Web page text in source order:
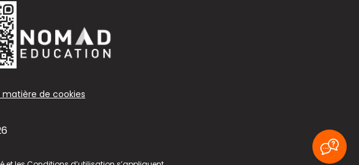
de cookies